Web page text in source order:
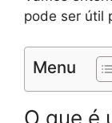
pode ser útil
Menu
O que é